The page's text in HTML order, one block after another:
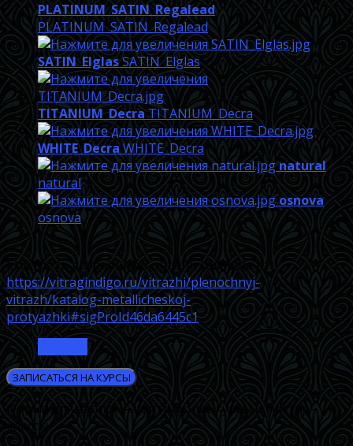
PLATINUM_SATIN_Regalead
PLATINUM_SATIN_Regalead
SATIN_ElglasSATIN_Elglas
TITANIUM_DecraTITANIUM_Decra
WHITE_DecraWHITE_Decra
natural
natural
osnova
osnova
Смотреть встроенную онлайн галерею в:
https://vitragindigo.ru/vitrazhi/plenochnyj-
vitrazh/katalog-metallicheskoj-
protyazhki#sigProId46da6445c1
ЗАПИСАТЬСЯ НА КУРСЫ
Форма для записи на витражные курсы и мастер-
классы